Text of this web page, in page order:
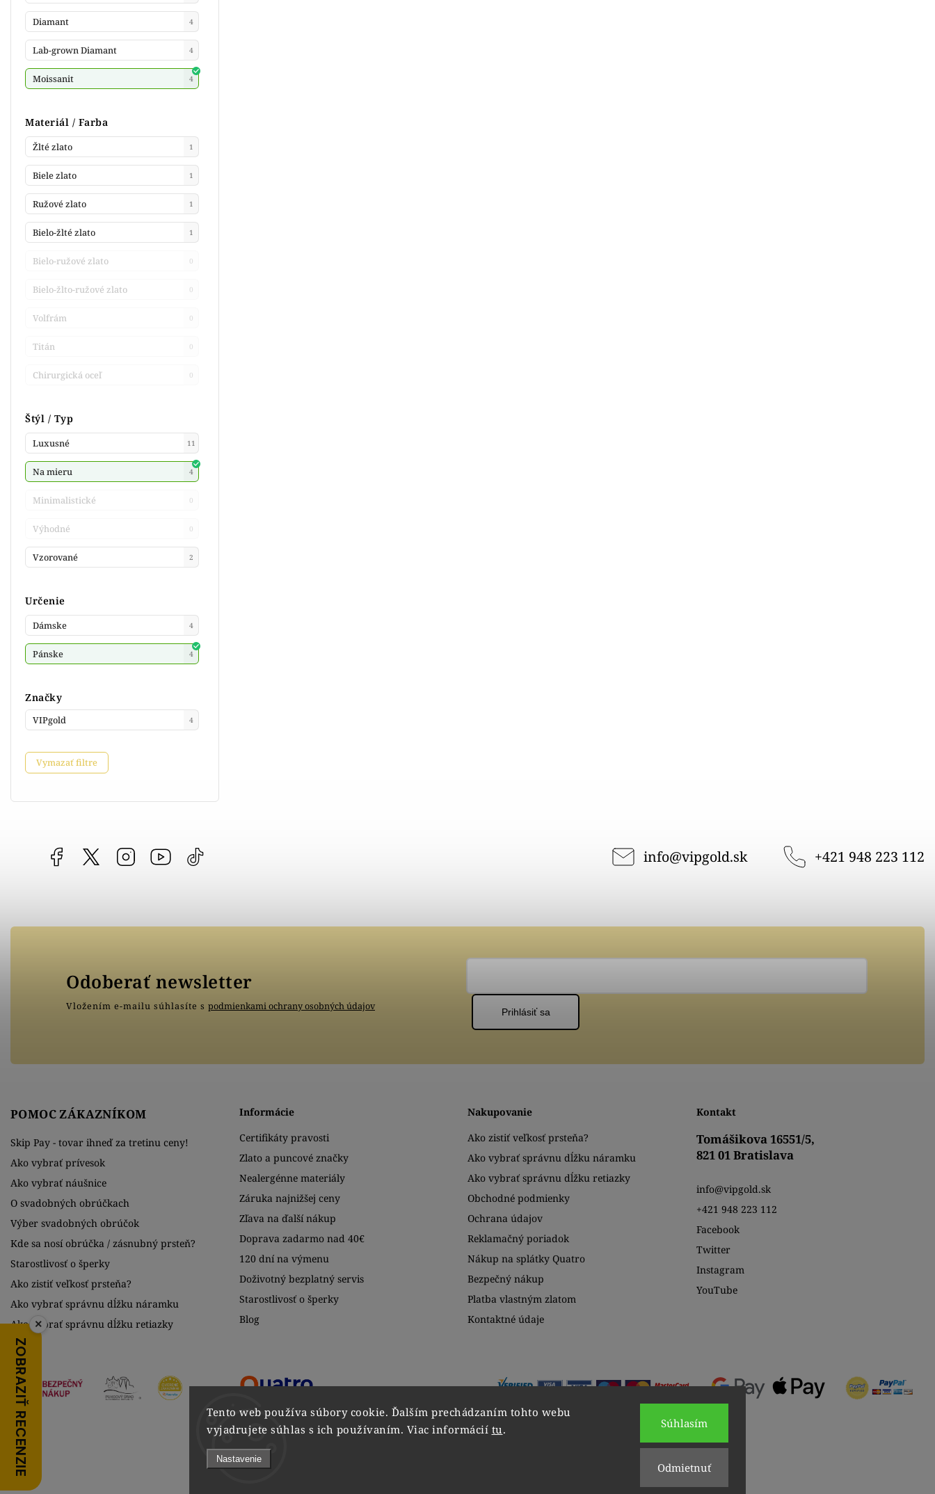
Tento web používa súbory cookie. Ďalším prechádzaním tohto webu
vyjadrujete súhlas s ich používaním. Viac informácií tu.
Nastavenie
Odmietnuť
Súhlasím
Značky
VIPgold 4
Diamant 4
Lab-grown Diamant 4
Moissanit 4
Materiál / Farba
Žlté zlato 1
Biele zlato 1
Ružové zlato 1
Bielo-žlté zlato 1
Bielo-ružové zlato 0
Bielo-žlto-ružové zlato 0
Volfrám 0
Titán 0
Chirurgická oceľ 0
Štýl / Typ
Luxusné 11
Na mieru 4
Minimalistické 0
Výhodné 0
Vzorované 2
Určenie
Dámske 4
Pánske 4
Vymazať filtre
Facebook vipgoldsk InstagramYouTube info@vipgold.sk +421 948 223 112
POMOC ZÁKAZNÍKOM
Skip Pay - tovar ihneď za tretinu ceny!
Ako vybrať prívesok
Ako vybrať náušnice
O svadobných obrúčkach
Výber svadobných obrúčok
Kde sa nosí obrúčka / zásnubný prsteň?
Starostlivosť o šperky
Ako zistiť veľkosť prsteňa?
Ako vybrať správnu dĺžku náramku
Ako vybrať správnu dĺžku retiazky
Informácie
Certifikáty pravosti
Zlato a puncové značky
Nealergénne materiály
Záruka najnižšej ceny
Zľava na ďalší nákup
Doprava zadarmo nad 40€
120 dní na výmenu
Doživotný bezplatný servis
Starostlivosť o šperky
Blog
Nakupovanie
Ako zistiť veľkosť prsteňa?
Ako vybrať správnu dĺžku náramku
Ako vybrať správnu dĺžku retiazky
Obchodné podmienky
Ochrana údajov
Reklamačný poriadok
Nákup na splátky Quatro
Bezpečný nákup
Platba vlastným zlatom
Kontaktné údaje
Kontakt
Tomášikova 16551/5,
821 01 Bratislava
info@vipgold.sk
+421 948 223 112
Facebook
Twitter
Instagram
YouTube
Odoberať newsletter
Vložením e-mailu súhlasíte s podmienkami ochrany osobných údajov
Prihlásiť sa
ZOBRAZIŤ RECENZIE
×